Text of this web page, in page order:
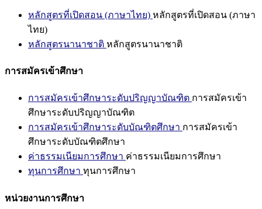
หลักสูตรที่เปิดสอน (ภาษาไทย) หลักสูตรที่เปิดสอน (ภาษา
ไทย)
หลักสูตรนานาชาติ หลักสูตรนานาชาติ
การสมัครเข้าศึกษา
การสมัครเข้าศึกษาระดับปริญญาบัณฑิต การสมัครเข้า
ศึกษาระดับปริญญาบัณฑิต
การสมัครเข้าศึกษาระดับบัณฑิตศึกษา การสมัครเข้า
ศึกษาระดับบัณฑิตศึกษา
ค่าธรรมเนียมการศึกษา ค่าธรรมเนียมการศึกษา
ทุนการศึกษา ทุนการศึกษา
หน่วยงานการศึกษา